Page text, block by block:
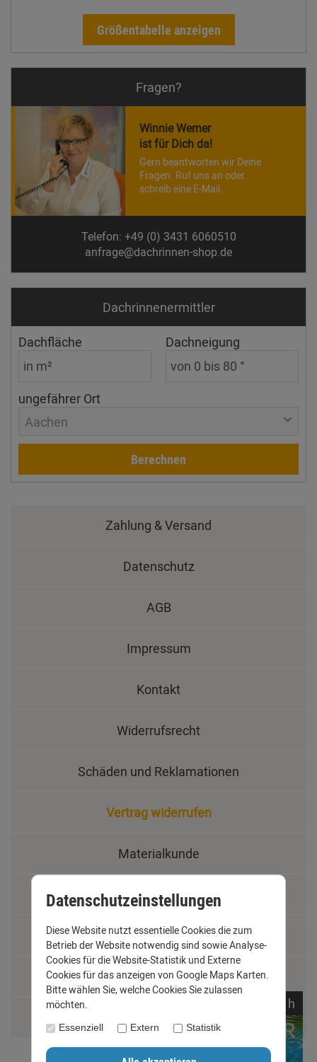
Größentabelle anzeigen
Fragen?
Winnie Werner
ist für Dich da!
Gern beantworten wir Deine
Fragen. Ruf uns an oder
schreib eine E-Mail.
Telefon: +49 (0) 3431 6060510
anfrage@dachrinnen-shop.de
Dachrinnen­ermittler
Dachfläche Dachneigung
ungefährer Ort
Aachen
Berechnen
Zahlung & Versand
Datenschutz
AGB
Impressum
Kontakt
Widerrufsrecht
Schäden und Reklamationen
Vertrag widerrufen
Materialkunde
Fachbegriffe
Jobs
Montage und Installationshilfen
h
Datenschutzeinstellungen
Diese Website nutzt essentielle Cookies die zum
Betrieb der Website notwendig sind sowie Analyse-
Cookies für die Website-Statistik und Externe
Cookies für das anzeigen von Google Maps Karten.
Bitte wählen Sie, welche Cookies Sie zulassen
möchten.
Essenziell Extern Statistik